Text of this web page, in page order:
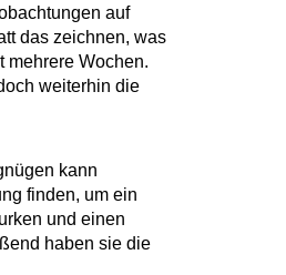
auf
das zeichnen, was
mehrere Wochen.
weiterhin die
kann
finden, um ein
und einen
haben sie die